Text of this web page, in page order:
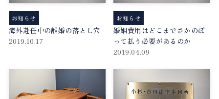
海外赴任中の離婚の落とし穴
2019.10.17
お知らせ
婚姻費用はどこまでさかのぼ
って払う必要があるのか
2019.04.09
お知らせ